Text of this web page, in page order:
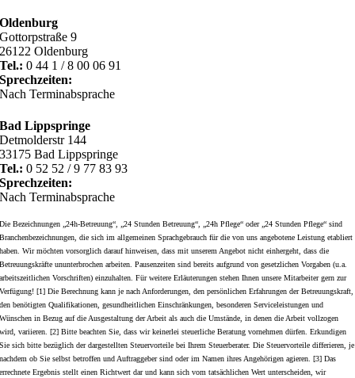
Oldenburg
Gottorpstraße 9
26122 Oldenburg
Tel.: 0 44 1 / 8 00 06 91
Sprechzeiten:
Nach Terminabsprache
Bad Lippspringe
Detmolderstr 144
33175 Bad Lippspringe
Tel.: 0 52 52 / 9 77 83 93
Sprechzeiten:
Nach Terminabsprache
Die Bezeichnungen „24h-Betreuung“, „24 Stunden Betreuung“, „24h Pflege“ oder „24 Stunden Pflege“ sind
Branchenbezeichnungen, die sich im allgemeinen Sprachgebrauch für die von uns angebotene Leistung etabliert
haben. Wir möchten vorsorglich darauf hinweisen, dass mit unserem Angebot nicht einhergeht, dass die
Betreuungskräfte ununterbrochen arbeiten. Pausenzeiten sind bereits aufgrund von gesetzlichen Vorgaben (u.a.
arbeitszeitlichen Vorschriften) einzuhalten. Für weitere Erläuterungen stehen Ihnen unsere Mitarbeiter gern zur
Verfügung! [1] Die Berechnung kann je nach Anforderungen, den persönlichen Erfahrungen der Betreuungskraft,
den benötigten Qualifikationen, gesundheitlichen Einschränkungen, besonderen Serviceleistungen und
Wünschen in Bezug auf die Ausgestaltung der Arbeit als auch die Umstände, in denen die Arbeit vollzogen
wird, variieren. [2] Bitte beachten Sie, dass wir keinerlei steuerliche Beratung vornehmen dürfen. Erkundigen
Sie sich bitte bezüglich der dargestellten Steuervorteile bei Ihrem Steuerberater. Die Steuervorteile differieren, je
nachdem ob Sie selbst betroffen und Auftraggeber sind oder im Namen ihres Angehörigen agieren. [3] Das
errechnete Ergebnis stellt einen Richtwert dar und kann sich vom tatsächlichen Wert unterscheiden, wir